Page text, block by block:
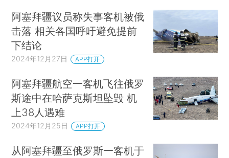
阿塞拜疆议员称失事客机被俄
击落 相关各国呼吁避免提前
下结论
2024年12月27日 APP打开
阿塞拜疆航空一客机飞往俄罗
斯途中在哈萨克斯坦坠毁 机
上38人遇难
2024年12月25日 APP打开
从阿塞拜疆至俄罗斯一客机于